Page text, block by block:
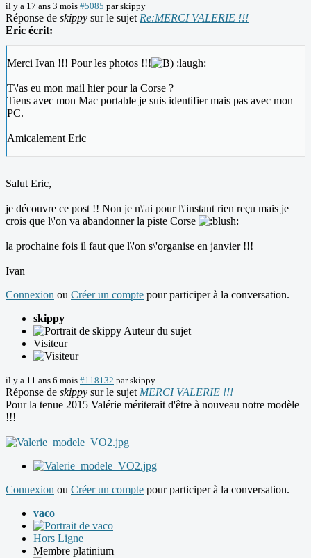
il y a 17 ans 3 mois #5085 parskippy
Réponse de skippy sur le sujet Re:MERCI VALERIE !!!
Eric écrit:
Merci Ivan !!! Pour les photos !!! :laugh:
T\'as eu mon mail hier pour la Corse ?
Tiens avec mon Mac portable je suis identifier mais pas avec mon
PC.
Amicalement Eric
Salut Eric,
je découvre ce post !! Non je n\'ai pour l\'instant rien reçu mais je
crois que l\'on va abandonner la piste Corse
la prochaine fois il faut que l\'on s\'organise en janvier !!!
Ivan
Connexion ou Créer un compte pour participer à la conversation.
skippy
Auteur du sujet
Visiteur
il y a 11 ans 6 mois #118132 parskippy
Réponse de skippy sur le sujet MERCI VALERIE !!!
Pour la tenue 2015 Valérie mériterait d'être à nouveau notre modèle
!!!
Connexion ou Créer un compte pour participer à la conversation.
vaco
Hors Ligne
Membre platinium